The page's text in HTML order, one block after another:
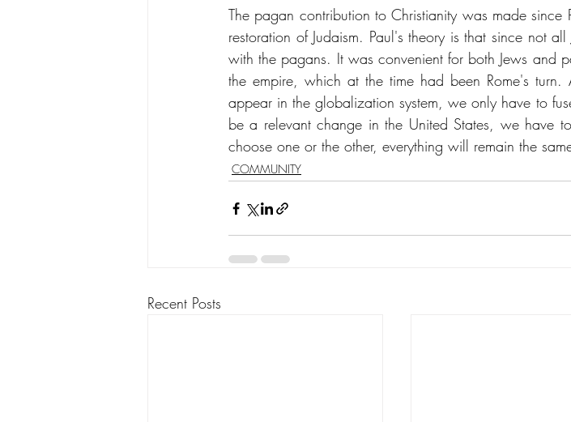
The pagan contribution to Christianity was made
restoration of Judaism. Paul's theory is that since not
with the pagans. It was convenient for both Jews and
the empire, which at the time had been Rome's
appear in the globalization system, we only have to
be a relevant change in the United States, we have
choose one or the other, everything will remain the
COMMUNITY
Recent Posts